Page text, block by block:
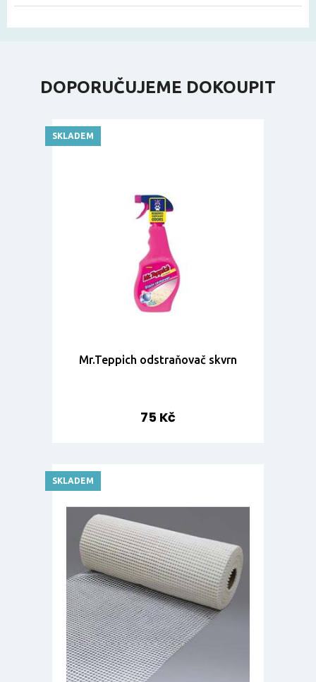
DOPORUČUJEME DOKOUPIT
Mr.Teppich odstraňovač skvrn
75 Kč
SKLADEM
SKLADEM